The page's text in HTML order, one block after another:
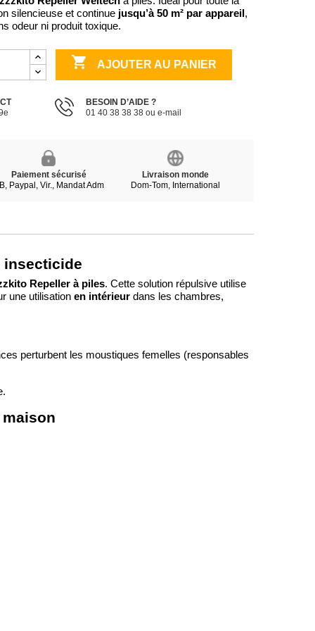
silencieuse et continue jusqu’à 50 m² par appareil,
odeur ni produit toxique.
 AJOUTER AU PANIER
BESOIN D’AIDE ?
01 40 38 38 38 ou e-mail
Paiement sécurisé
Paypal, Vir., Mandat Adm
Livraison monde
Dom-Tom, International
insecticide
Repeller à piles. Cette solution répulsive utilise
une utilisation en intérieur dans les chambres,
perturbent les moustiques femelles (responsables